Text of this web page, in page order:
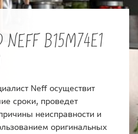
B15M74E1
Neff осуществит
сроки, проведет
неисправности и
оригинальных